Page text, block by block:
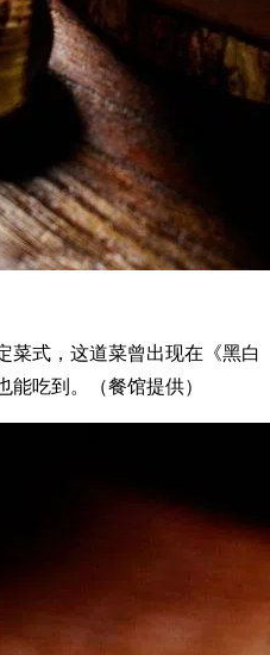
菜式，这道菜曾出现在《黑白
能吃到。（餐馆提供）